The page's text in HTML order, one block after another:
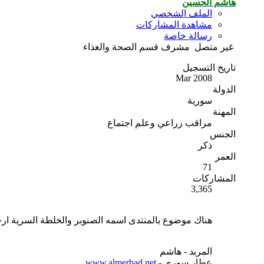
هاشم الحسين
الملف الشخصي
مشاهدة المشاركات
رسالة خاصة
غير متصل مشرف قسم الصحة والغذاء
تاريخ التسجيل
Mar 2008
الدولة
سورية
المهنة
مراقب زراعي وعلم اجتماع
الجنس
ذكر
العمر
71
المشاركات
3,365
هناك موضوع بالمنتدى اسمه الصنوبر والخلطة السرية
المربد - هاشم